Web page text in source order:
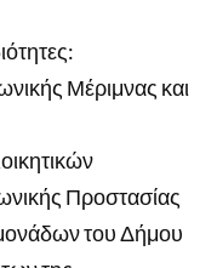
Μέριμνας και
Προστασίας
του Δήμου